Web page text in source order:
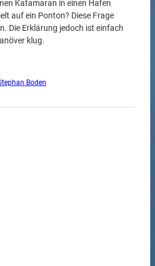
Katamaran in einen Hafen
auf ein Ponton? Diese Frage
Die Erklärung jedoch ist einfach
klug.
Boden